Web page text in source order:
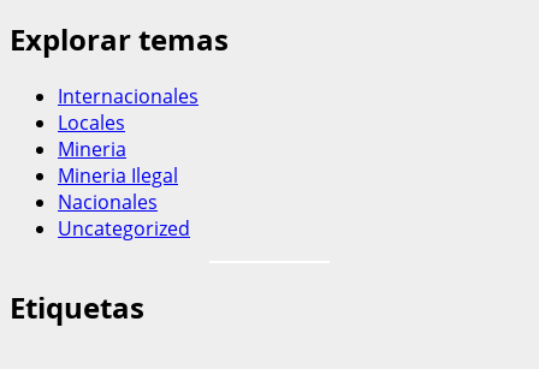
Explorar temas
Internacionales
Locales
Mineria
Mineria Ilegal
Nacionales
Uncategorized
Etiquetas